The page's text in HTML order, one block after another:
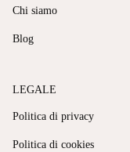
Chi siamo
Blog
LEGALE
Politica di privacy
Politica di cookies